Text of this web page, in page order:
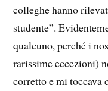
colleghe hanno
studente”.
qualcuno, perché i
rarissime eccezioni)
corretto e mi toccava